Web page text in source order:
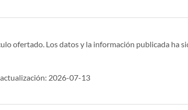
ofertado. Los datos y la información publicada
2026-07-13